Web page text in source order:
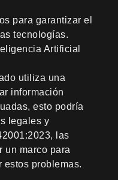
para garantizar el
tecnologías.
Artificial
utiliza una
información
esto podría
legales y
las
un marco para
estos problemas.